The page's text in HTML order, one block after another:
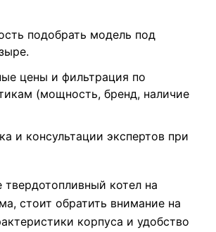
подобрать модель под
цены и фильтрация по
(мощность, бренд, наличие
и консультации экспертов при
котел на
стоит обратить внимание на
корпуса и удобство